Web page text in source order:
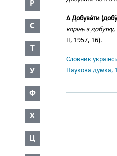
Р
С
Т
У
Ф
Х
Ц
∆ Добува́ти
корінь з
II, 1957, 16).
Словник
Наукова думка,